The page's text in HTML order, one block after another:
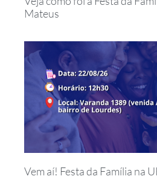
Mateus
Vem aí! Festa da Família na